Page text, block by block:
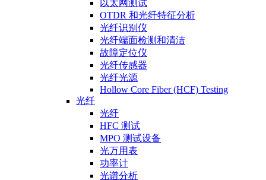
以太网测试
OTDR 和光纤特征分析
光纤识别仪
光纤端面检测和清洁
故障定位仪
光纤传感器
光纤光源
Hollow Core Fiber (HCF) Testing
光纤
光纤
HFC 测试
MPO 测试设备
光万用表
功率计
光谱分析